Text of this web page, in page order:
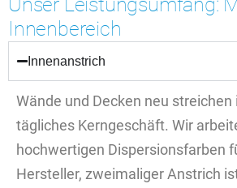
Innenbereich
Innenanstrich
Wände und Decken neu streichen
tägliches Kerngeschäft. Wir
hochwertigen Dispersionsfarben
Hersteller, zweimaliger Anstrich